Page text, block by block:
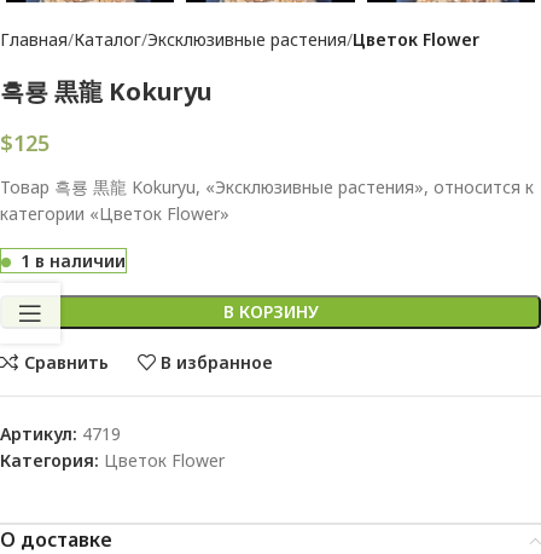
Главная Каталог Эксклюзивные растения Цветок Flower
흑룡 黒龍 Kokuryu
$125
Товар 흑룡 黒龍 Kokuryu, «Эксклюзивные растения», относится к
категории «Цветок Flower»
1 в наличии
В КОРЗИНУ
Сравнить В избранное
Артикул: 4719
Категория: Цветок Flower
О доставке